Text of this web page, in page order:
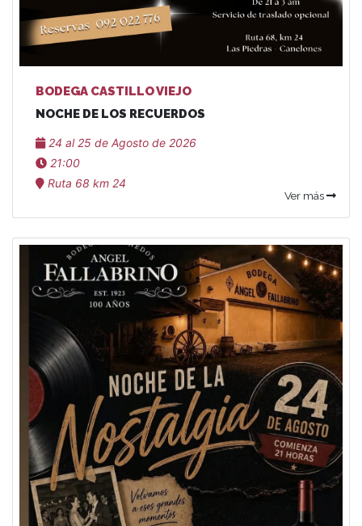
BODEGA CASTILLO VIEJO
NOCHE DE LOS RECUERDOS
24 al 25 de Agosto de 2026
21:00
Ruta 68 km 24
Ver más